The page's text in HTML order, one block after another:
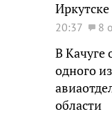
Иркутске
20:37 8
В Качуге
одного
области